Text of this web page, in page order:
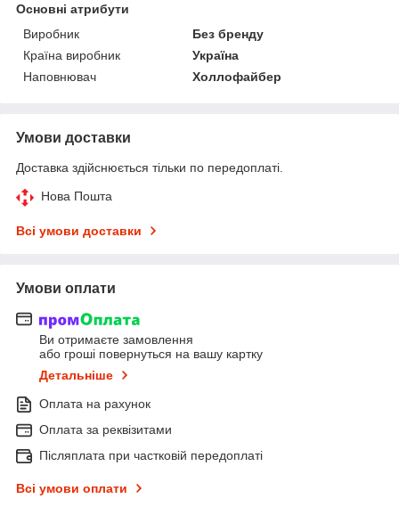
Основні атрибути
Виробник
Без бренду
Країна виробник
Україна
Наповнювач
Холлофайбер
Умови доставки
Доставка здійснюється тільки по передоплаті.
Нова Пошта
Всі умови доставки
Умови оплати
Ви отримаєте замовлення
або гроші повернуться на вашу картку
Детальніше
Оплата на рахунок
Оплата за реквізитами
Післяплата при частковій передоплаті
Всі умови оплати